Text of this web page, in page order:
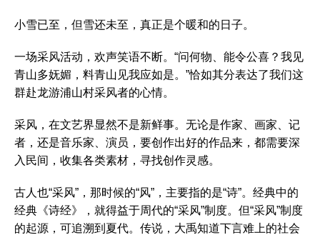
小雪已至，但雪还未至，真正是个暖和的日子。
一场采风活动，欢声笑语不断。“问何物、能令公喜？我见
青山多妩媚，料青山见我应如是。”恰如其分表达了我们这
群赴龙游浦山村采风者的心情。
采风，在文艺界显然不是新鲜事。无论是作家、画家、记
者，还是音乐家、演员，要创作出好的作品来，都需要深
入民间，收集各类素材，寻找创作灵感。
古人也“采风”，那时候的“风”，主要指的是“诗”。经典中的
经典《诗经》，就得益于周代的“采风”制度。但“采风”制度
的起源，可追溯到夏代。传说，大禹知道下言难上的社会